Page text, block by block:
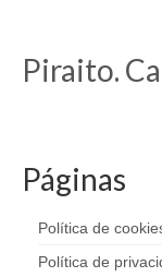
Piraito.
Páginas
Política de
Política de